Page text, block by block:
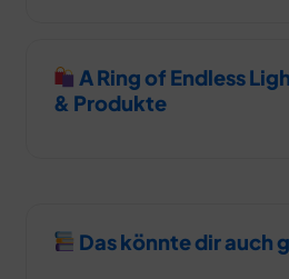
A Ring of Endless
& Produkte
Das könnte dir auch